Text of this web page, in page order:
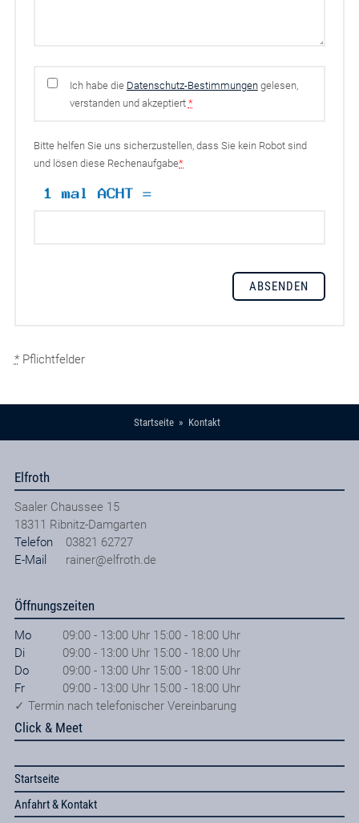
Ich habe die Datenschutz-Bestimmungengelesen,
verstanden und akzeptiert *
Bitte helfen Sie uns sicherzustellen, dass Sie kein Robot sind
und lösen diese Rechenaufgabe*
*Pflichtfelder
Startseite Kontakt
Elfroth
Saaler Chaussee 15
18311 Ribnitz-Damgarten
Telefon
03821 62727
E-Mail
rainer@elfroth.de
Öffnungszeiten
Mo
09:00 - 13:00 Uhr 15:00 - 18:00 Uhr
Di
09:00 - 13:00 Uhr 15:00 - 18:00 Uhr
Do
09:00 - 13:00 Uhr 15:00 - 18:00 Uhr
Fr
09:00 - 13:00 Uhr 15:00 - 18:00 Uhr
✓ Termin nach telefonischer Vereinbarung
Click & Meet
Startseite
Anfahrt & Kontakt